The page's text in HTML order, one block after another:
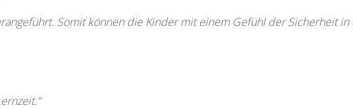
Somit können die Kinder mit einem Gefühl der Sicherheit in